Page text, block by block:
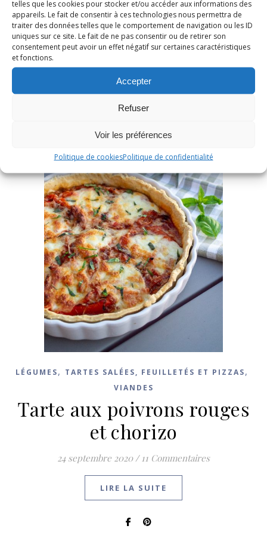
telles que les cookies pour stocker et/ou accéder aux informations des
appareils. Le fait de consentir à ces technologies nous permettra de
traiter des données telles que le comportement de navigation ou les ID
uniques sur ce site. Le fait de ne pas consentir ou de retirer son
consentement peut avoir un effet négatif sur certaines caractéristiques
et fonctions.
Accepter
Refuser
Voir les préférences
Politique de cookiesPolitique de confidentialité
LÉGUMES, TARTES SALÉES, FEUILLETÉS ET PIZZAS,
VIANDES
Tarte aux poivrons rouges
et chorizo
24 septembre 2020 / 11 Commentaires
LIRE LA SUITE